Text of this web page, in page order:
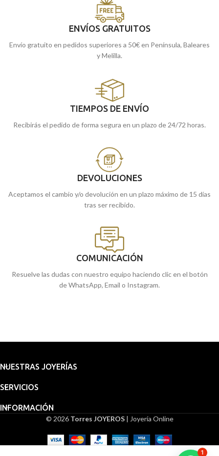
ENVÍOS GRATUITOS
Envío gratuito en pedidos superiores a 50€ en Península, Baleares
y Melilla.
TIEMPOS DE ENVÍO
Recibirás el pedido de forma segura en un plazo de 24/72 horas.
DEVOLUCIONES
Aceptamos el cambio y/o devolución en un plazo máximo de 15 días
tras ser recibido.
COMUNICACIÓN
Resuelve las dudas con nuestro equipo haciendo clic en el botón
de WhatsApp, Email o Instagram.
NUESTRAS JOYERÍAS
SERVICIOS
INFORMACIÓN
© 2026 Torres JOYEROS| Joyería Online
Medalla
Virgen
Embalaje
1